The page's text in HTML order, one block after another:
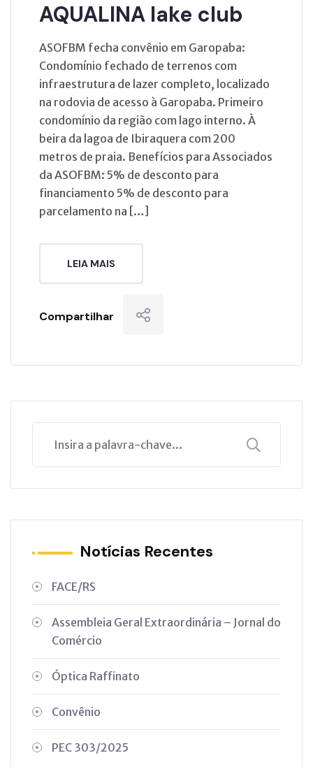
AQUALINA lake club
ASOFBM fecha convênio em Garopaba:
Condomínio fechado de terrenos com
infraestrutura de lazer completo, localizado
na rodovia de acesso à Garopaba. Primeiro
condomínio da região com lago interno. À
beira da lagoa de Ibiraquera com 200
metros de praia. Benefícios para Associados
da ASOFBM: 5% de desconto para
financiamento 5% de desconto para
parcelamento na […]
LEIA MAIS
Compartilhar
Notícias Recentes
FACE/RS
Assembleia Geral Extraordinária – Jornal do
Comércio
Óptica Raffinato
Convênio
PEC 303/2025